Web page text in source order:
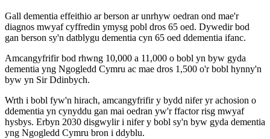
Gall dementia effeithio ar berson ar unrhyw oedran ond mae'r
diagnos mwyaf cyffredin ymysg pobl dros 65 oed. Dywedir bod
gan berson sy'n datblygu dementia cyn 65 oed ddementia ifanc.
Amcangyfrifir bod rhwng 10,000 a 11,000 o bobl yn byw gyda
dementia yng Ngogledd Cymru ac mae dros 1,500 o'r bobl hynny'n
byw yn Sir Ddinbych.
Wrth i bobl fyw'n hirach, amcangyfrifir y bydd nifer yr achosion o
ddementia yn cynyddu gan mai oedran yw'r ffactor risg mwyaf
hysbys. Erbyn 2030 disgwylir i nifer y bobl sy'n byw gyda dementia
yng Ngogledd Cymru bron i ddyblu.